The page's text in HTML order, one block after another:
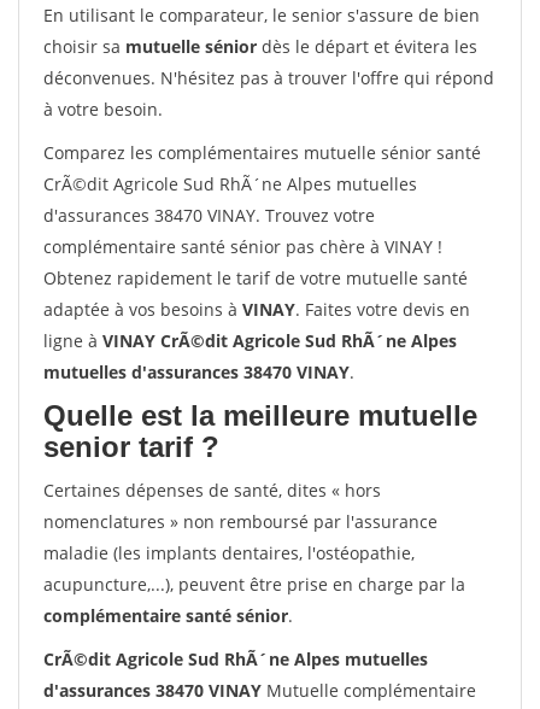
En utilisant le comparateur, le senior s'assure de bien
choisir sa mutuelle sénior dès le départ et évitera les
déconvenues. N'hésitez pas à trouver l'offre qui répond
à votre besoin.
Comparez les complémentaires mutuelle sénior santé
CrÃ©dit Agricole Sud RhÃ´ne Alpes mutuelles
d'assurances 38470 VINAY. Trouvez votre
complémentaire santé sénior pas chère à VINAY !
Obtenez rapidement le tarif de votre mutuelle santé
adaptée à vos besoins à VINAY. Faites votre devis en
ligne à VINAY CrÃ©dit Agricole Sud RhÃ´ne Alpes
mutuelles d'assurances 38470 VINAY.
Quelle est la meilleure mutuelle
senior tarif ?
Certaines dépenses de santé, dites « hors
nomenclatures » non remboursé par l'assurance
maladie (les implants dentaires, l'ostéopathie,
acupuncture,...), peuvent être prise en charge par la
complémentaire santé sénior.
CrÃ©dit Agricole Sud RhÃ´ne Alpes mutuelles
d'assurances 38470 VINAY Mutuelle complémentaire